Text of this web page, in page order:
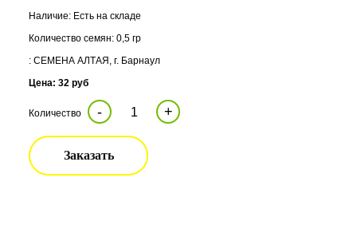
Наличие: Есть на складе
Количество семян: 0,5 гр
: СЕМЕНА АЛТАЯ, г. Барнаул
Цена: 32 руб
Количество - +
Заказать